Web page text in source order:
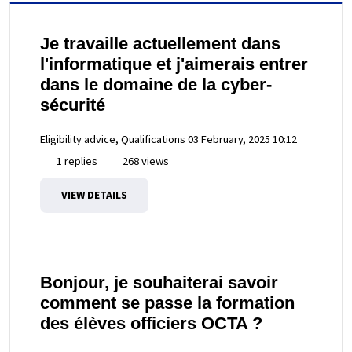
Je travaille actuellement dans
l'informatique et j'aimerais entrer
dans le domaine de la cyber-
sécurité
Eligibility advice, Qualifications 03 February, 2025 10:12
1 replies
268 views
VIEW DETAILS
Bonjour, je souhaiterai savoir
comment se passe la formation
des élèves officiers OCTA ?